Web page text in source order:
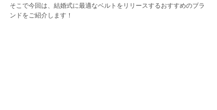
そこで今回は、結婚式に最適なベルトをリリースするおすすめのブラ
ンドをご紹介します！